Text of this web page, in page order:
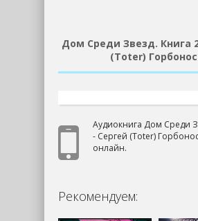
Дом Среди Звезд. Книга
(Toter) Горбонос
Аудиокнига Дом Среди
- Сергей (Toter)
онлайн.
Рекомендуем: